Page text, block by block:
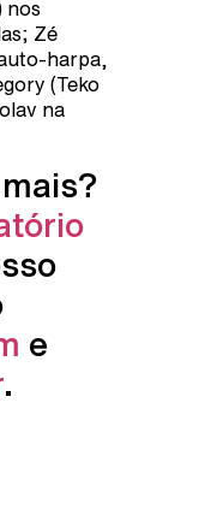
nos
Zé
harpa,
(Teko
na
e
.